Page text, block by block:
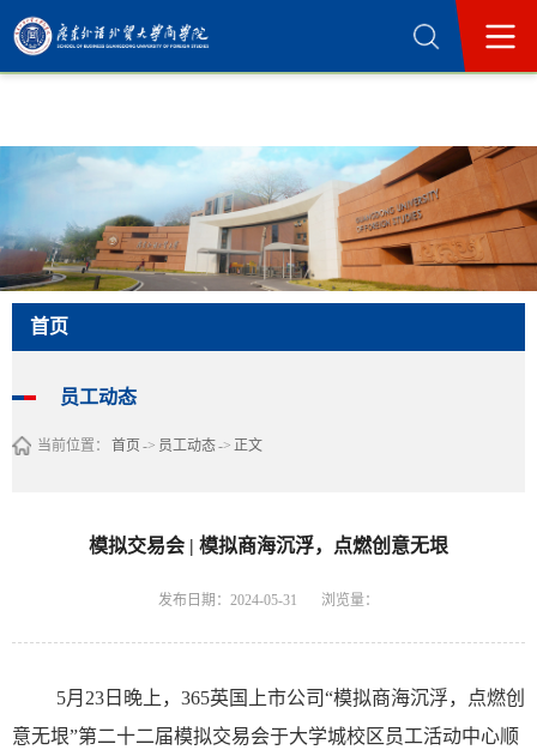
365英国上市公司(集团)官方网站-Official
首页
员工动态
当前位置： 首页 -> 员工动态-> 正文
模拟交易会 | 模拟商海沉浮，点燃创意无垠
发布日期：2024-05-31 浏览量：
5月23日晚上，365英国上市公司“模拟商海沉浮，点燃创
意无垠”第二十二届模拟交易会于大学城校区员工活动中心顺